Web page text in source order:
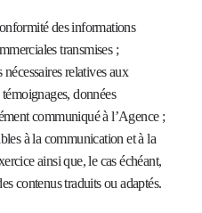
des informations
transmises ;
relatives aux
données
communiqué à l’Agence ;
à la communication et à la
ainsi que, le cas échéant,
contenus traduits ou adaptés.